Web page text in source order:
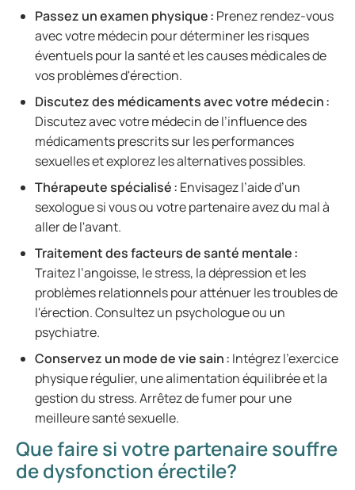
Passez un examen physique : Prenez rendez-vous
avec votre médecin pour déterminer les risques
éventuels pour la santé et les causes médicales de
vos problèmes d'érection.
Discutez des médicaments avec votre médecin :
Discutez avec votre médecin de l’influence des
médicaments prescrits sur les performances
sexuelles et explorez les alternatives possibles.
Thérapeute spécialisé : Envisagez l’aide d’un
sexologue si vous ou votre partenaire avez du mal à
aller de l'avant.
Traitement des facteurs de santé mentale :
Traitez l’angoisse, le stress, la dépression et les
problèmes relationnels pour atténuer les troubles de
l'érection. Consultez un psychologue ou un
psychiatre.
Conservez un mode de vie sain : Intégrez l’exercice
physique régulier, une alimentation équilibrée et la
gestion du stress. Arrêtez de fumer pour une
meilleure santé sexuelle.
Que faire si votre partenaire souffre
de dysfonction érectile?